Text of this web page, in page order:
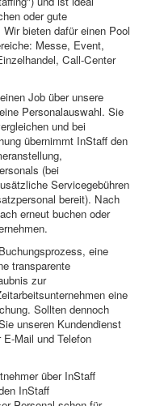
oder gute
bieten dafür einen Pool
Messe, Event,
Call-Center
Job über unsere
Personalauswahl. Sie
und bei
übernimmt InStaff den
(bei
Servicegebühren
bereit). Nach
erneut buchen oder
eine
transparente
zur
eine
Sollten dennoch
unseren Kundendienst
Mail und Telefon
über InStaff
InStaff